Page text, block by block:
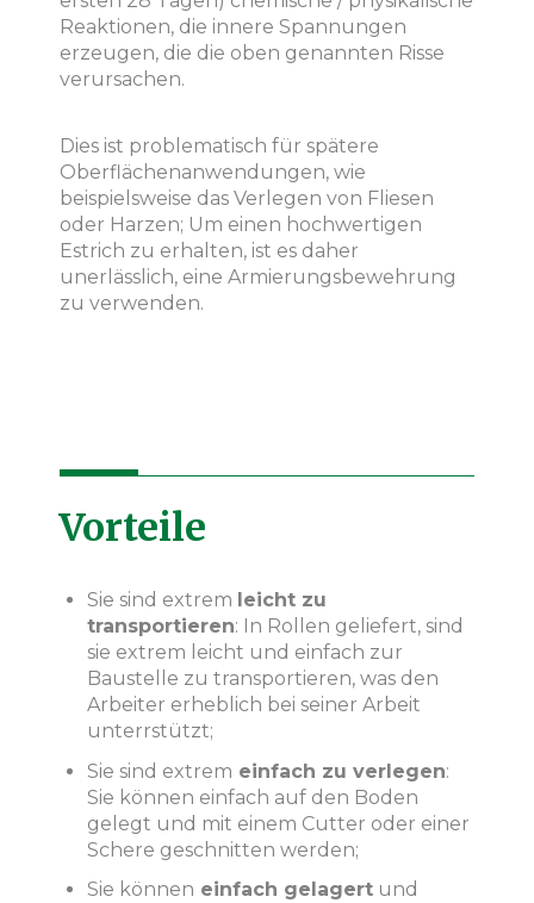
Reaktionen, die innere Spannungen
erzeugen, die die oben genannten Risse
verursachen.
Dies ist problematisch für spätere
Oberflächenanwendungen, wie
beispielsweise das Verlegen von Fliesen
oder Harzen; Um einen hochwertigen
Estrich zu erhalten, ist es daher
unerlässlich, eine Armierungsbewehrung
zu verwenden.
Vorteile
Sie sind extrem leicht zu
transportieren: In Rollen geliefert, sind
sie extrem leicht und einfach zur
Baustelle zu transportieren, was den
Arbeiter erheblich bei seiner Arbeit
unterrstützt;
Sie sind extrem einfach zu verlegen:
Sie können einfach auf den Boden
gelegt und mit einem Cutter oder einer
Schere geschnitten werden;
Sie können einfach gelagert und